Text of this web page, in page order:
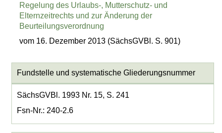
Regelung des Urlaubs-, Mutterschutz- und
Elternzeitrechts und zur Änderung der
Beurteilungsverordnung
vom 16. Dezember 2013 (SächsGVBl. S. 901)
Fundstelle und systematische Gliederungsnummer
SächsGVBl. 1993 Nr. 15, S. 241
Fsn-Nr.: 240-2.6